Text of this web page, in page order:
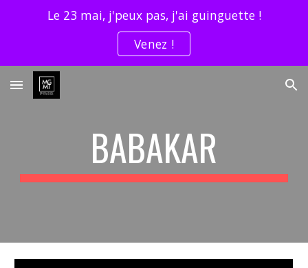
Skip to main content Skip to navigation
Le 23 mai, j'peux pas, j'ai guinguette !
Venez !
BABAKAR